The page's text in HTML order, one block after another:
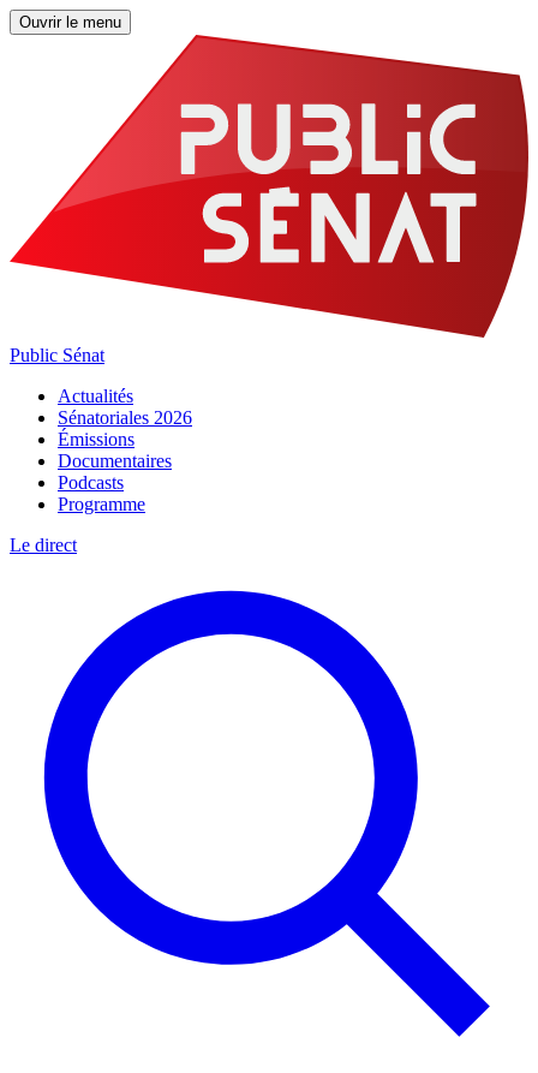
Ouvrir le menu
Public Sénat
Actualités
Sénatoriales 2026
Émissions
Documentaires
Podcasts
Programme
Le direct